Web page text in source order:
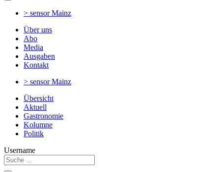
> sensorMainz
Über uns
Abo
Media
Ausgaben
Kontakt
> sensorMainz
Übersicht
Aktuell
Gastronomie
Kolumne
Politik
Username